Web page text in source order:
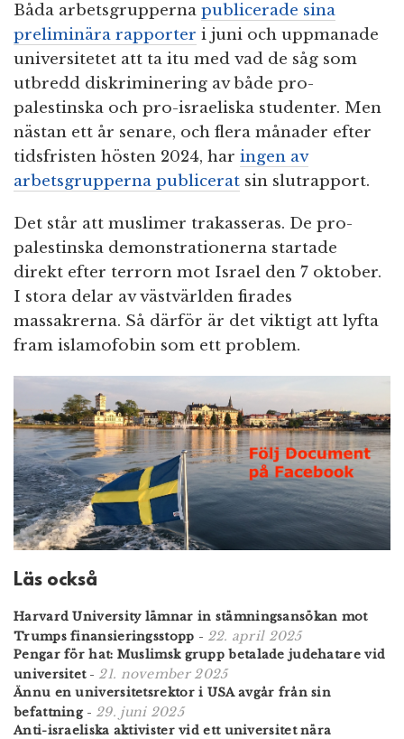
Båda arbetsgrupperna publicerade sina
preliminära rapporter i juni och uppmanade
universitetet att ta itu med vad de såg som
utbredd diskriminering av både pro-
palestinska och pro-israeliska studenter. Men
nästan ett år senare, och flera månader efter
tidsfristen hösten 2024, har ingen av
arbetsgrupperna publicerat sin slutrapport.
Det står att muslimer trakasseras. De pro-
palestinska demonstrationerna startade
direkt efter terrorn mot Israel den 7 oktober.
I stora delar av västvärlden firades
massakrerna. Så därför är det viktigt att lyfta
fram islamofobin som ett problem.
Läs också
Harvard University lämnar in stämningsansökan mot
Trumps finansieringsstopp - 22. april 2025
Pengar för hat: Muslimsk grupp betalade judehatare vid
universitet- 21. november 2025
Ännu en universitetsrektor i USA avgår från sin
befattning- 29. juni 2025
Anti-israeliska aktivister vid ett universitet nära